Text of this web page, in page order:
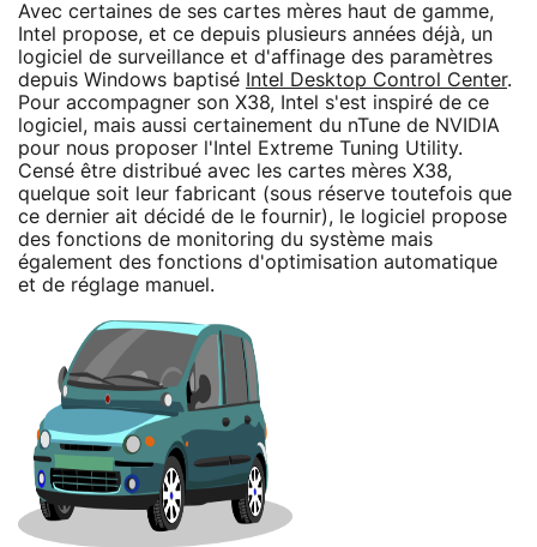
Avec certaines de ses cartes mères haut de gamme,
Intel propose, et ce depuis plusieurs années déjà, un
logiciel de surveillance et d'affinage des paramètres
depuis Windows baptisé
Intel Desktop Control Center.
Pour accompagner son X38, Intel s'est inspiré de ce
logiciel, mais aussi certainement du nTune de NVIDIA
pour nous proposer l'Intel Extreme Tuning Utility.
Censé être distribué avec les cartes mères X38,
quelque soit leur fabricant (sous réserve toutefois que
ce dernier ait décidé de le fournir), le logiciel propose
des fonctions de monitoring du système mais
également des fonctions d'optimisation automatique
et de réglage manuel.